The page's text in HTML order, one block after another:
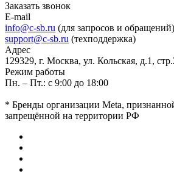
Заказать звонок
E-mail
info@c-sb.ru (для запросов и обращений)
support@c-sb.ru (техподдержка)
Адрес
129329, г. Москва, ул. Кольская, д.1,
Режим работы
Пн. – Пт.: с 9:00 до 18:00
* Бренды организации Meta,
запрещённой на территории РФ